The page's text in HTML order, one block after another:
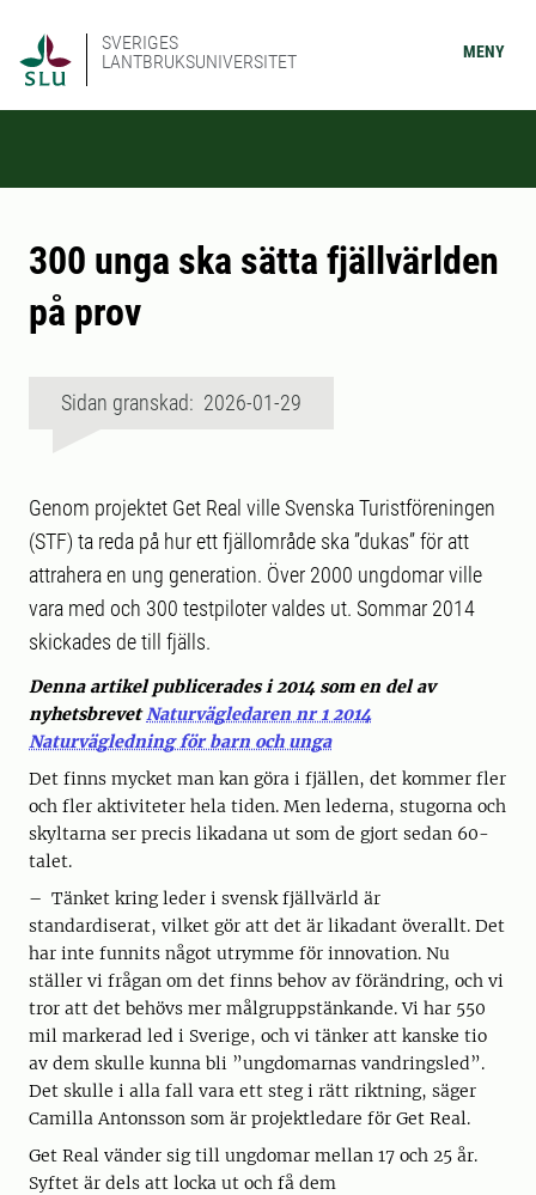
SVERIGES
LANTBRUKSUNIVERSITET
MENY
300 unga ska sätta fjällvärlden
på prov
Sidan granskad: 2026-01-29
Genom projektet Get Real ville Svenska Turistföreningen
(STF) ta reda på hur ett fjällområde ska ”dukas” för att
attrahera en ung generation. Över 2000 ungdomar ville
vara med och 300 testpiloter valdes ut. Sommar 2014
skickades de till fjälls.
Denna artikel publicerades i 2014 som en del av
nyhetsbrevetNaturvägledaren nr 1 2014
Naturvägledning för barn och unga
Det finns mycket man kan göra i fjällen, det kommer fler
och fler aktiviteter hela tiden. Men lederna, stugorna och
skyltarna ser precis likadana ut som de gjort sedan 60-
talet.
– Tänket kring leder i svensk fjällvärld är
standardiserat, vilket gör att det är likadant överallt. Det
har inte funnits något utrymme för innovation. Nu
ställer vi frågan om det finns behov av förändring, och vi
tror att det behövs mer målgruppstänkande. Vi har 550
mil markerad led i Sverige, och vi tänker att kanske tio
av dem skulle kunna bli ”ungdomarnas vandringsled”.
Det skulle i alla fall vara ett steg i rätt riktning, säger
Camilla Antonsson som är projektledare för Get Real.
Get Real vänder sig till ungdomar mellan 17 och 25 år.
Syftet är dels att locka ut och få dem